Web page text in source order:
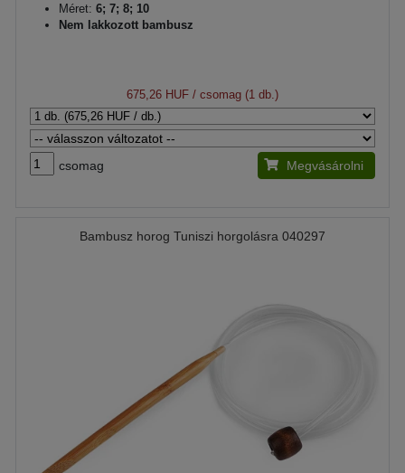
Méret: 6; 7; 8; 10
Nem lakkozott bambusz
675,26 HUF / csomag (1 db.)
csomag Megvásárolni
Bambusz horog Tuniszi horgolásra 040297